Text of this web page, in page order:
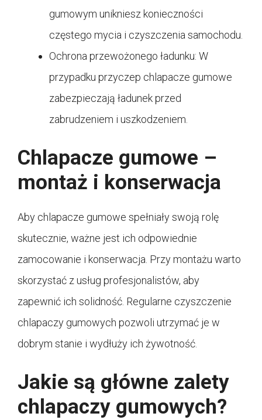
gumowym unikniesz konieczności
częstego mycia i czyszczenia samochodu.
Ochrona przewożonego ładunku: W
przypadku przyczep chlapacze gumowe
zabezpieczają ładunek przed
zabrudzeniem i uszkodzeniem.
Chlapacze gumowe –
montaż i konserwacja
Aby chlapacze gumowe spełniały swoją rolę
skutecznie, ważne jest ich odpowiednie
zamocowanie i konserwacja. Przy montażu warto
skorzystać z usług profesjonalistów, aby
zapewnić ich solidność. Regularne czyszczenie
chlapaczy gumowych pozwoli utrzymać je w
dobrym stanie i wydłuży ich żywotność.
Jakie są główne zalety
chlapaczy gumowych?